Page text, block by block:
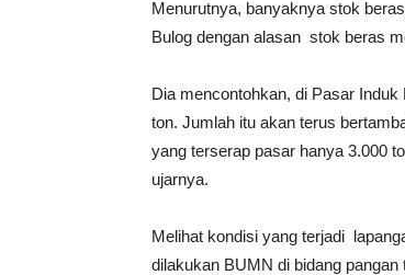
Menurutnya, banyaknya stok
Bulog dengan alasan stok beras
Dia mencontohkan, di Pasar
ton. Jumlah itu akan terus
yang terserap pasar hanya 3.000
ujarnya.
Melihat kondisi yang terjadi
dilakukan BUMN di bidang pangan